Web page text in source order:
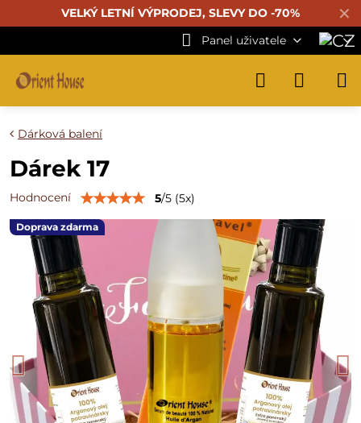
✕
VELKÝ LETNÍ VÝPRODEJ, SLEVY DO -70%
Panel uživatele
Doprava zdarma
Dárková balení
Dárek 17
Hodnocení 5/5 (5x)